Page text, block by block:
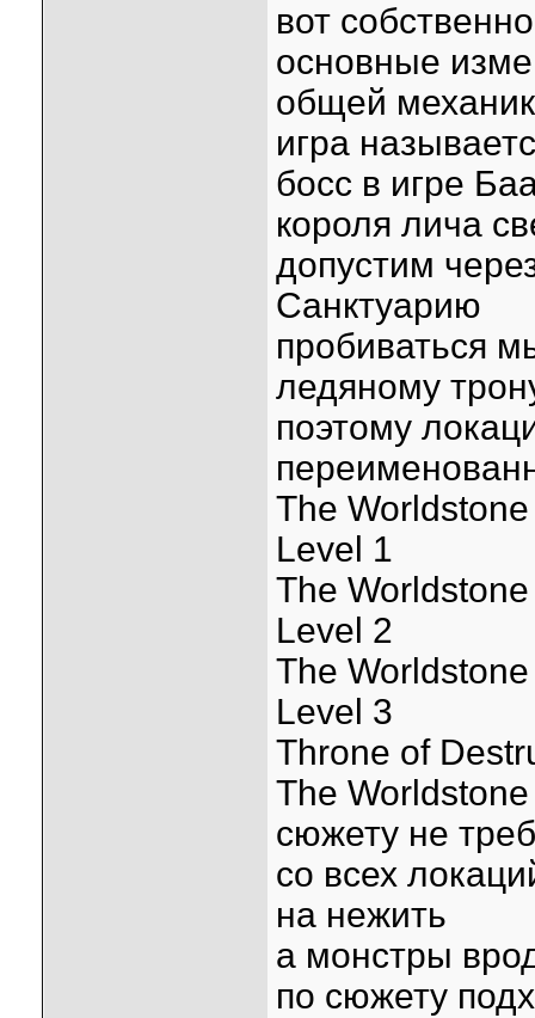
вот
основные
общей
игра
босс в игре
короля лича
допустим
Санктуарию
пробиваться
ледяному
поэтому
The
Level 1
The
Level 2
The
Level 3
Throne of
The
сюжету не
со всех
на нежить
а монстры
по сюжету